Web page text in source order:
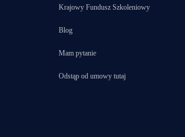
Krajowy Fundusz Szkoleniowy
Blog
Mam pytanie
Odstąp od umowy tutaj